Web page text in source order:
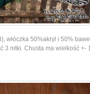
włóczka 50%akryl i 50%
3 nitki. Chusta ma wielkość +-